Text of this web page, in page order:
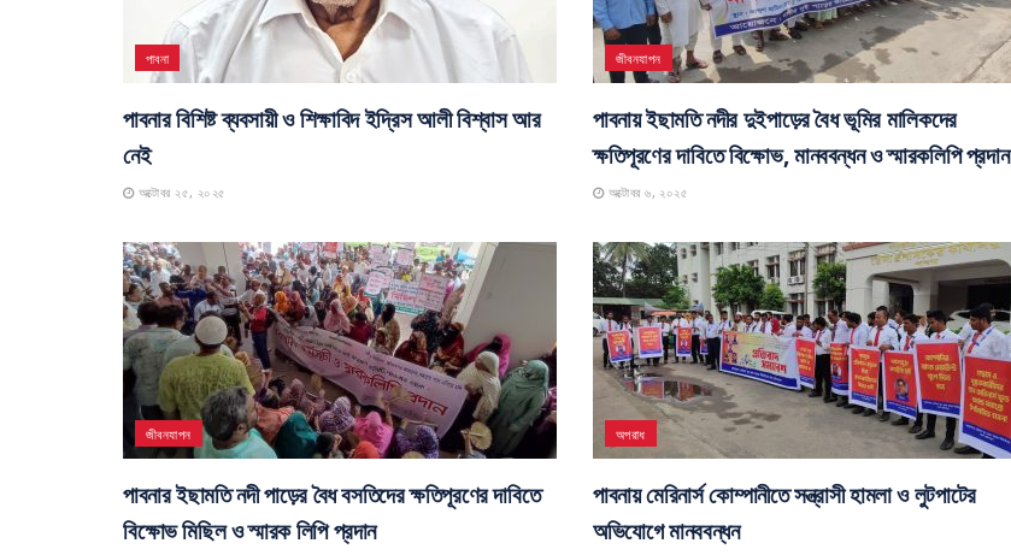
পাবনা
পাবনার বিশিষ্ট ব্যবসায়ী ও শিক্ষাবিদ ইদ্রিস আলী বিশ্বাস আর
নেই
অক্টোবর ২৫, ২০২৫
জীবনযাপন
পাবনায় ইছামতি নদীর দুইপাড়ের বৈধ ভূমির মালিকদের
ক্ষতিপূরণের দাবিতে বিক্ষোভ, মানববন্ধন ও স্মারকলিপি প্রদান
অক্টোবর ৬, ২০২৫
জীবনযাপন
পাবনার ইছামতি নদী পাড়ের বৈধ বসতিদের ক্ষতিপূরণের দাবিতে
বিক্ষোভ মিছিল ও স্মারক লিপি প্রদান
অপরাধ
পাবনায় মেরিনার্স কোম্পানীতে সন্ত্রাসী হামলা ও লুটপাটের
অভিযোগে মানববন্ধন